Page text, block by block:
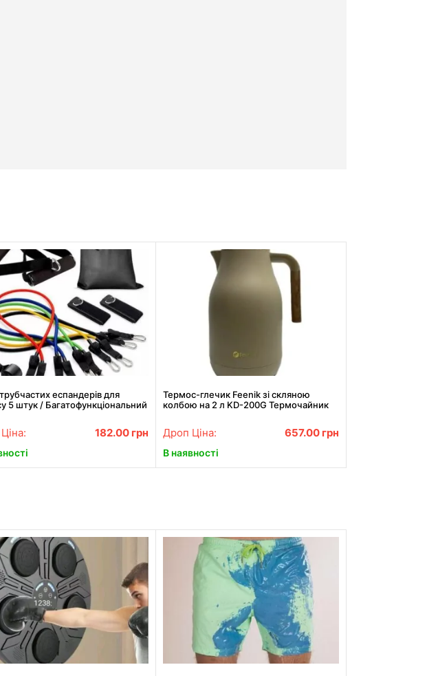
еспандерів для
5 штук / Багатофункціональний
182.00 грн
Термос-глечик Feenik зі скляною
колбою на 2 л KD-200G Термочайник
Дроп Ціна: 657.00 грн
В наявності